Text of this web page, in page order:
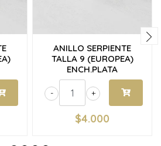
ANILLO SERPIENTE
TALLA 9 (EUROPEA)
ENCH.PLATA
+
-
$4.000